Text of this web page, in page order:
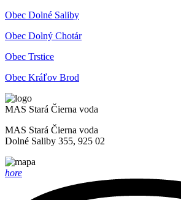
Obec Dolné Saliby
Obec Dolný Chotár
Obec Trstice
Obec Kráľov Brod
MAS Stará Čierna voda
MAS Stará Čierna voda
Dolné Saliby 355, 925 02
hore